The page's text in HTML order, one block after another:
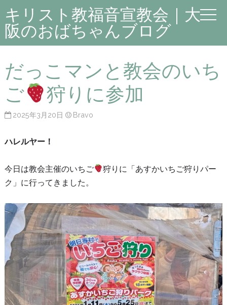
キリスト教福音宣教会｜大
阪のおばちゃんブログ
だっこマンと教会のいち
ご
狩りに参加
2025年3月20日 Bravo
ハレルヤー！
今日は教会主催のいちご
狩りに「あすかいちご狩りパー
ク」に行ってきました。